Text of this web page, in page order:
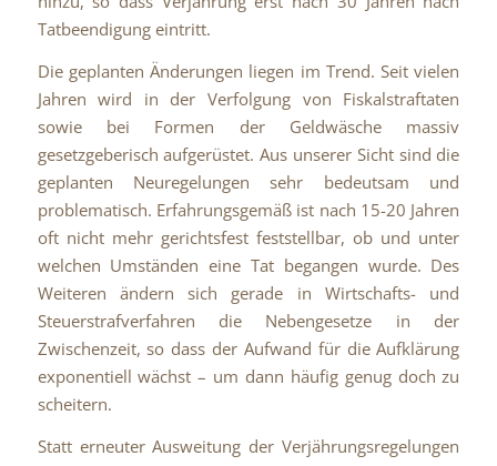
Tatbeendigung eintritt.
Die geplanten Änderungen liegen im Trend. Seit vielen
Jahren wird in der Verfolgung von Fiskalstraftaten
sowie bei Formen der Geldwäsche massiv
gesetzgeberisch aufgerüstet. Aus unserer Sicht sind die
geplanten Neuregelungen sehr bedeutsam und
problematisch. Erfahrungsgemäß ist nach 15-20 Jahren
oft nicht mehr gerichtsfest feststellbar, ob und unter
welchen Umständen eine Tat begangen wurde. Des
Weiteren ändern sich gerade in Wirtschafts- und
Steuerstrafverfahren die Nebengesetze in der
Zwischenzeit, so dass der Aufwand für die Aufklärung
exponentiell wächst – um dann häufig genug doch zu
scheitern.
Statt erneuter Ausweitung der Verjährungsregelungen